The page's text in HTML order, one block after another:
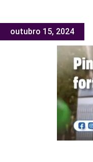
outubro 15, 2024